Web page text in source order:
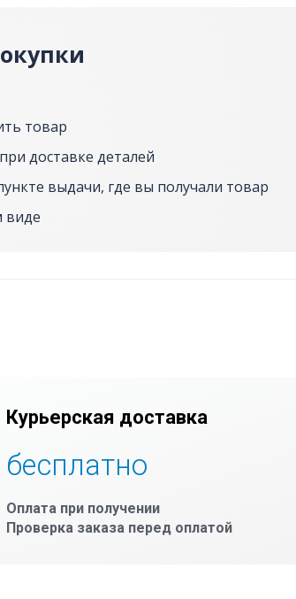
товар
доставке деталей
выдачи, где вы получали товар
виде
Курьерская доставка
бесплатно
Оплата при получении
Проверка заказа перед оплатой